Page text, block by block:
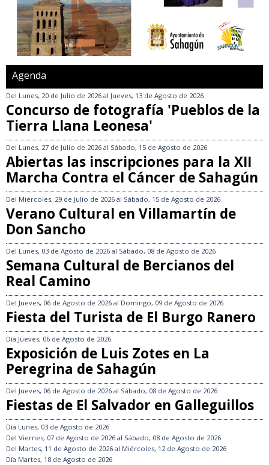
Agenda
Del Lunes, 20 de Julio de 2026 al Jueves, 13 de Agosto de 2026
Concurso de fotografía 'Pueblos de la
Tierra Llana Leonesa'
Del Lunes, 27 de Julio de 2026 al Sábado, 15 de Agosto de 2026
Abiertas las inscripciones para la XII
Marcha Contra el Cáncer de Sahagún
Del Miércoles, 29 de Julio de 2026 al Sábado, 15 de Agosto de 2026
Verano Cultural en Villamartín de
Don Sancho
Del Lunes, 03 de Agosto de 2026 al Sábado, 08 de Agosto de 2026
Semana Cultural de Bercianos del
Real Camino
Del Jueves, 06 de Agosto de 2026 al Domingo, 09 de Agosto de 2026
Fiesta del Turista de El Burgo Ranero
Día Jueves, 06 de Agosto de 2026
Exposición de Luis Zotes en La
Peregrina de Sahagún
Del Jueves, 06 de Agosto de 2026 al Sábado, 08 de Agosto de 2026
Fiestas de El Salvador en Galleguillos
Día Lunes, 03 de Agosto de 2026
Del Viernes, 07 de Agosto de 2026 al Sábado, 08 de Agosto de 2026
Del Martes, 11 de Agosto de 2026 al Miércoles, 12 de Agosto de 2026
Día Martes, 18 de Agosto de 2026